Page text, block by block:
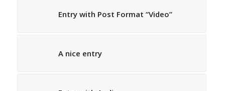
Entry with Post Format “Video”
A nice entry